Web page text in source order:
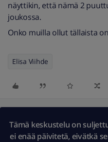
näyttikin, että nämä 2
joukossa.
Onko muilla ollut tällaista
Elisa Viihde
Tämä keskustelu on
ei enää päivitetä, eivätkä